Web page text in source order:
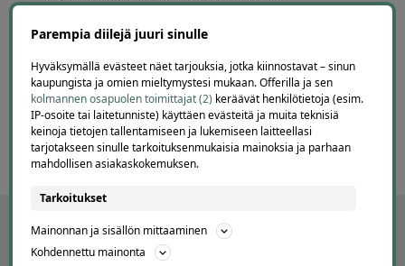
6 / 60
Parempia diilejä juuri sinulle
Hyväksymällä evästeet näet tarjouksia, jotka kiinnostavat – sinun
kaupungista ja omien mieltymystesi mukaan. Offerilla ja sen
kolmannen osapuolen toimittajat (2) keräävät henkilötietoja (esim.
IP-osoite tai laitetunniste) käyttäen evästeitä ja muita teknisiä
keinoja tietojen tallentamiseen ja lukemiseen laitteellasi
tarjotakseen sinulle tarkoituksenmukaisia mainoksia ja parhaan
mahdollisen asiakaskokemuksen.
Tarkoitukset
Mainonnan ja sisällön mittaaminen
Kohdennettu mainonta